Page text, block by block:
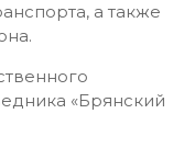
а также
«Брянский